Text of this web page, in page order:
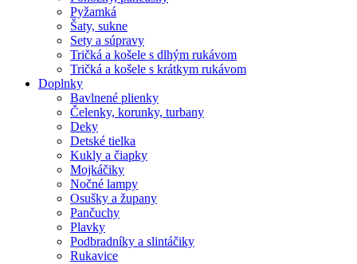
Pyžamká
Šaty, sukne
Sety a súpravy
Tričká a košele s dlhým rukávom
Tričká a košele s krátkym rukávom
Doplnky
Bavlnené plienky
Čelenky, korunky, turbany
Deky
Detské tielka
Kukly a čiapky
Mojkáčiky
Nočné lampy
Osušky a župany
Pančuchy
Plavky
Podbradníky a slintáčiky
Rukavice